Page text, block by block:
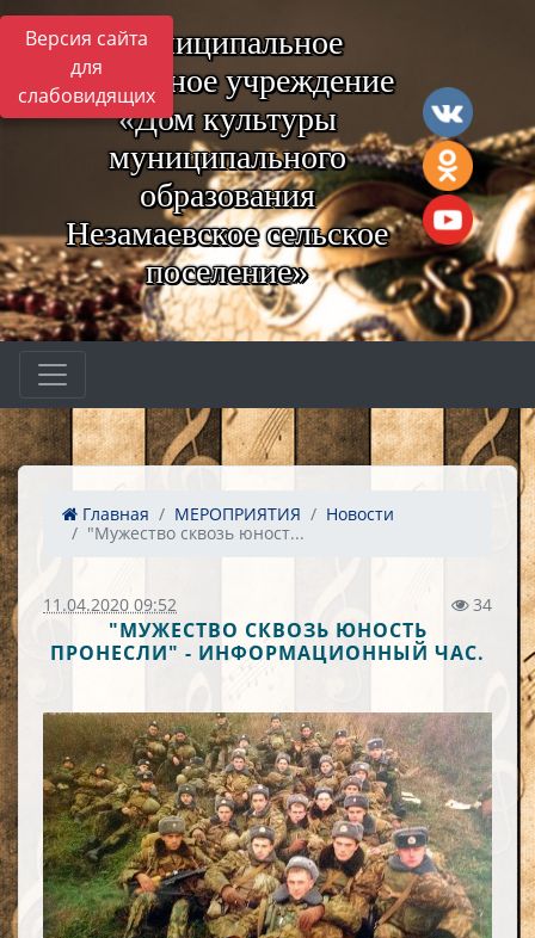
Версия сайта
для
слабовидящих
Муниципальное
бюджетное учреждение
«Дом культуры
муниципального
образования
Незамаевское сельское
поселение»
Главная МЕРОПРИЯТИЯ
Новости
"Мужество сквозь юност...
11.04.2020 09:52 34
"МУЖЕСТВО СКВОЗЬ ЮНОСТЬ
ПРОНЕСЛИ" - ИНФОРМАЦИОННЫЙ ЧАС.